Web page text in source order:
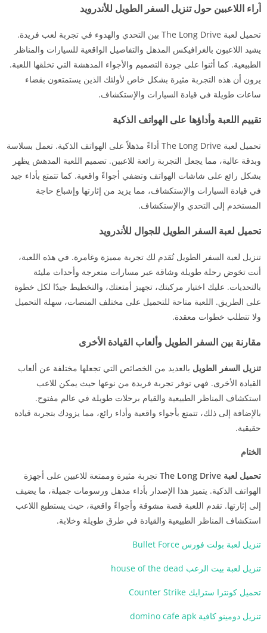
آراء اللاعبين حول تنزيل السفر الطويل للأندرويد
تحميل لعبة The Long Drive بين التحدي والهدوء في تجربة لعب فريدة.
يشيد اللاعبون بالغرافيكس المذهل والتفاصيل الواقعية للسيارات والمناظر
الطبيعية. كما أثنوا على جودة التصميم والأجواء المدهشة التي تخلقها اللعبة.
يرون أن هذه التجربة مثيرة بشكل خاص لأولئك الذين يستمتعون بقضاء
ساعات طويلة في قيادة السيارات والإستكشاف.
تقييم اللعبة وأداؤها على الهواتف الذكية
تحميل لعبة The Long Drive أداءً مذهلاً على الهواتف الذكية. تعمل بسلاسة
وبدقة عالية، مما يجعل التجربة رائعة للاعبين. تصميم اللعبة المدهش يظهر
بشكل رائع على شاشات الهواتف وتضفي أجواءً واقعية. كما تتمتع بأداء جيد
في قيادة السيارات والإستكشاف، مما يزيد من إثارتها وإشباع حاجة
المستخدم إلى التحدي والإستكشاف.
تحميل لعبة السفر الطويل للجوال للأندرويد
تنزيل لعبة السفر الطويل تُقدم لك تجربة مميزة وغامرة. في هذه اللعبة،
أنت تخوض رحلة طويلة وشاقة عبر مسارات متعرجة وأحداث مليئة
بالتحديات. عليك اختيار مركبتك، تجهيز أمتعتك، والتخطيط جيدًا لكل خطوة
على الطريق. اللعبة متاحة للتحميل على مختلف المنصات، سهلة التحميل
ولا تتطلب خطوات معقدة.
مقارنة بين السفر الطويل وألعاب القيادة الأخرى
تنزيل السفر الطويل بالعديد من الخصائص التي تجعلها مختلفة عن ألعاب
القيادة الأخرى. فهي توفر تجربة فريدة من نوعها حيث يمكن للاعب
استكشاف المناظر الطبيعية والقيام برحلات طويلة في عالم مفتوح.
بالإضافة إلى ذلك، تتمتع بأجواء واقعية وأداء رائع، مما يزودك بتجربة قيادة
حقيقية.
الختام
تحميل لعبة The Long Drive
تجربة مثيرة وممتعة للاعبين على أجهزة
الهواتف الذكية. يتميز هذا الإصدار بأداء مذهل ورسومات جميلة، ما يضيف
إلى إثارتها. تقدم اللعبة قصة مشوقة وأجواءً واقعية، حيث يستطيع اللاعب
استكشاف المناظر الطبيعية والقيادة في طرق طويلة وخلابة.
تنزيل لعبة بولت فورس Bullet Force
تنزيل لعبة بيت الرعب house of the dead
تحميل كونترا سترايك Counter Strike
تنزيل دومينو كافية domino cafe apk